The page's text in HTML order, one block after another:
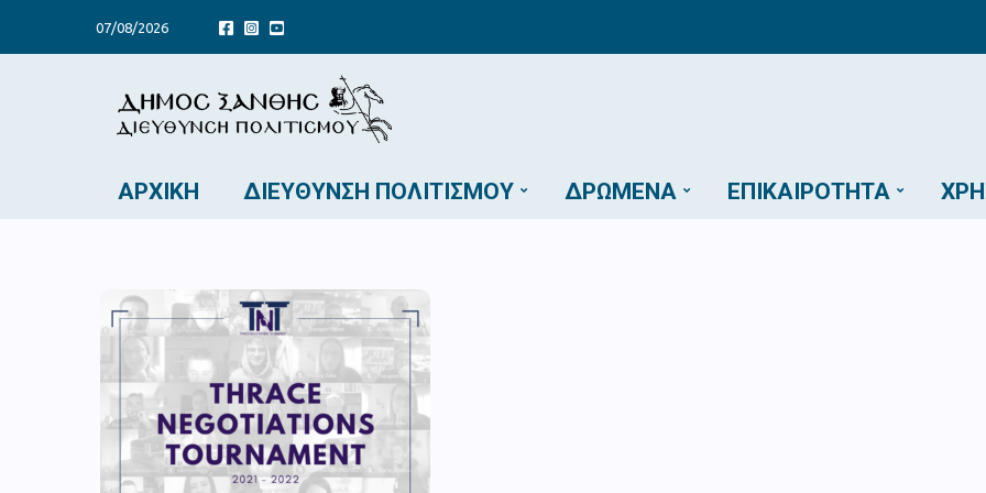
07/08/2026
ΑΡΧΙΚΉ ΔΙΕΎΘΥΝΣΗ ΠΟΛΙΤΙΣΜΟΎ ΔΡΏΜΕΝΑ ΕΠΙΚΑΙΡΌΤΗΤΑ